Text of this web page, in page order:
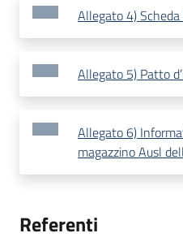
Allegato 4)
Allegato 5) Patto
Allegato 6)
magazzino Ausl
Referenti